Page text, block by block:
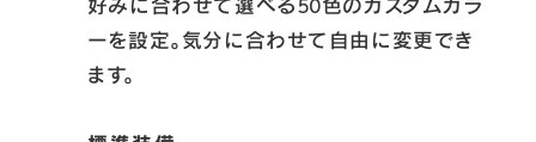
好みに合わせて選べる50色のカスタムカラ
ーを設定。気分に合わせて自由に変更でき
ます。